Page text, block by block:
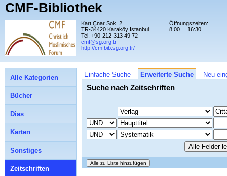
CMF-Bibliothek
Kart Çnar Sok. 2
TR-34420 Karaköy Istanbul
Tel. +90-212-313 49 72
cmf@sg.org.tr
http://cmfbib.sg.org.tr/
Öffnungszeiten:
8:00
16:30
Einfache Suche Erweiterte Suche Neu
Suche nach Zeitschriften
Alle Kategorien
Bücher
Dias
Karten
Sonstiges
Zeitschriften